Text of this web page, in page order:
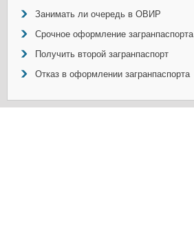
Занимать ли очередь в ОВИР
Срочное оформление загранпаспорта
Получить второй загранпаспорт
Отказ в оформлении загранпаспорта